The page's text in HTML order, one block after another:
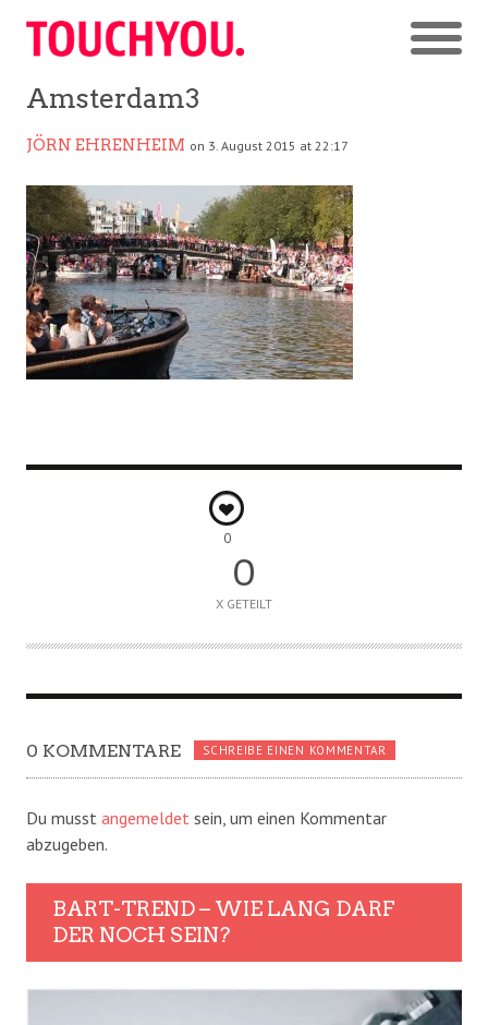
Amsterdam3
JÖRN EHRENHEIM on 3. August 2015 at 22:17
0
0
X GETEILT
0 KOMMENTARE SCHREIBE EINEN KOMMENTAR
Du musst angemeldet sein, um einen Kommentar
abzugeben.
BART-TREND – WIE LANG DARF
DER NOCH SEIN?